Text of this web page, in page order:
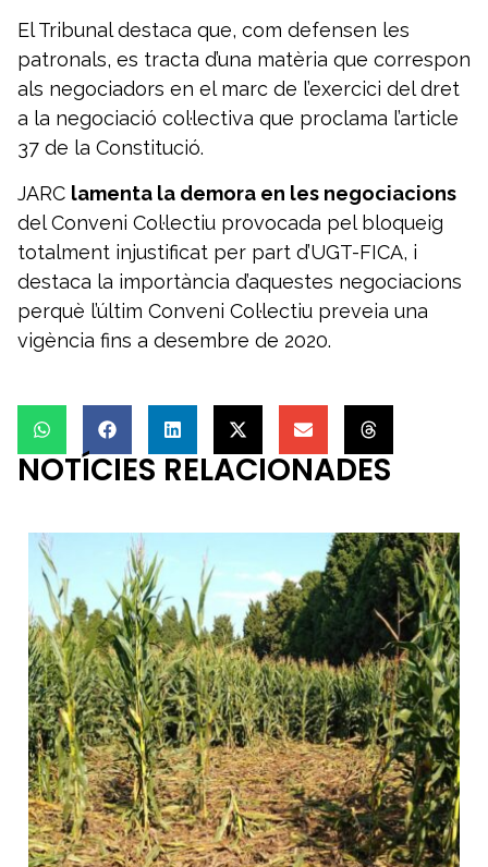
El Tribunal destaca que, com defensen les
patronals, es tracta d’una matèria que correspon
als negociadors en el marc de l’exercici del dret
a la negociació col·lectiva que proclama l’article
37 de la Constitució.
JARC lamenta la demora en les negociacions
del Conveni Col·lectiu provocada pel bloqueig
totalment injustificat per part d’UGT-FICA, i
destaca la importància d’aquestes negociacions
perquè l’últim Conveni Col·lectiu preveia una
vigència fins a desembre de 2020.
NOTÍCIES RELACIONADES